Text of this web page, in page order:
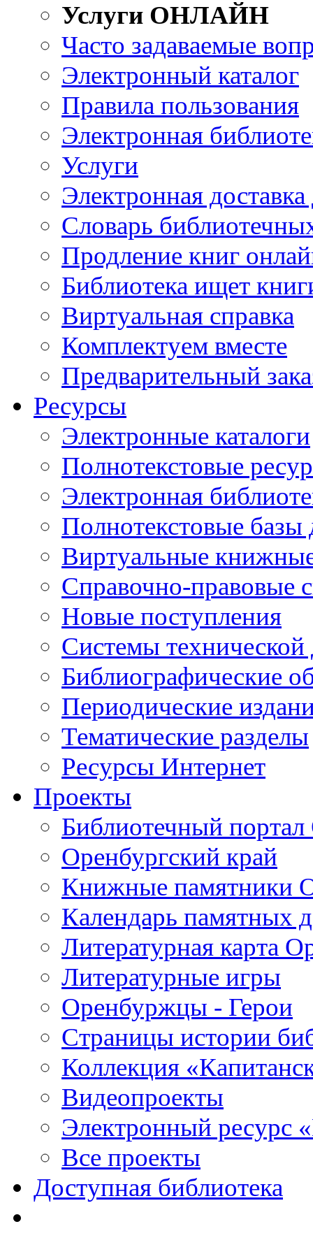
Услуги ОНЛАЙН
Часто задаваемые
Электронный каталог
Правила пользования
Электронная
Услуги
Электронная
Словарь
Продление книг
Библиотека ищет
Виртуальная справка
Комплектуем вместе
Предварительный
Ресурсы
Электронные каталоги
Полнотекстовые
Электронная
Полнотекстовые
Виртуальные
Справочно-правовые
Новые поступления
Cистемы
Библиографические
Периодические
Тематические разделы
Ресурсы Интернет
Проекты
Библиотечный портал
Оренбургский край
Книжные памятники
Календарь памятных
Литературная карта
Литературные игры
Оренбуржцы - Герои
Страницы истории
Коллекция
Видеопроекты
Электронный ресурс
Все проекты
Доступная библиотека